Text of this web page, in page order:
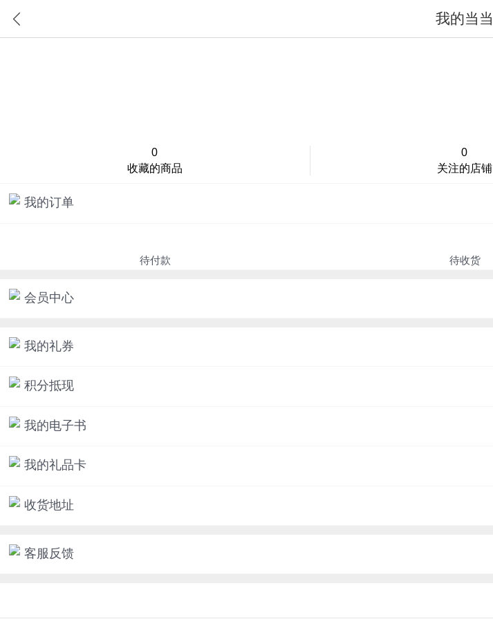
我的当当
0
收藏的商品
0
关注的店铺
我的订单
待付款 待收货
会员中心
我的礼券
积分抵现
我的电子书
我的礼品卡
收货地址
客服反馈